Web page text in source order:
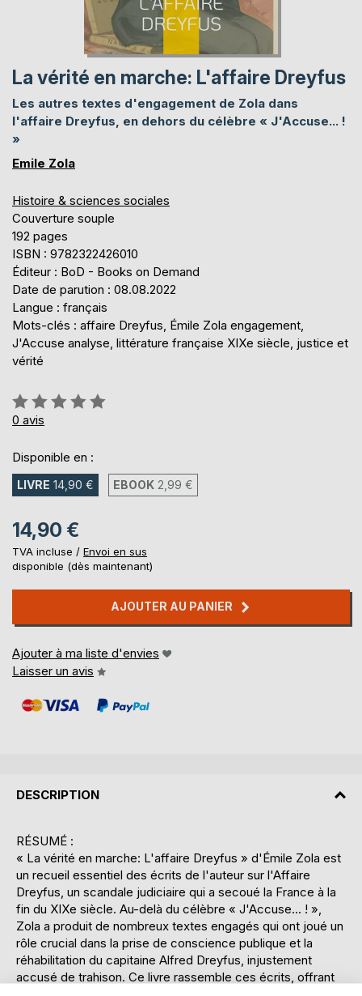
La vérité en marche: L'affaire Dreyfus
Les autres textes d'engagement de Zola dans
l'affaire Dreyfus, en dehors du célèbre « J'Accuse... !
»
Emile Zola
Histoire & sciences sociales
Couverture souple
192 pages
ISBN : 9782322426010
Éditeur : BoD - Books on Demand
Date de parution : 08.08.2022
Langue : français
Mots-clés : affaire Dreyfus, Émile Zola engagement,
J'Accuse analyse, littérature française XIXe siècle, justice et
vérité
Évaluation:
0%
0 avis
Disponible en :
LIVRE 14,90 € EBOOK 2,99 €
14,90 €
TVA incluse / Envoi en sus
disponible (dès maintenant)
AJOUTER AU PANIER
Ajouter à ma liste d'envies
Laisser un avis
DESCRIPTION
RÉSUMÉ :
« La vérité en marche: L'affaire Dreyfus » d'Émile Zola est
un recueil essentiel des écrits de l'auteur sur l'Affaire
Dreyfus, un scandale judiciaire qui a secoué la France à la
fin du XIXe siècle. Au-delà du célèbre « J'Accuse... ! »,
Zola a produit de nombreux textes engagés qui ont joué un
rôle crucial dans la prise de conscience publique et la
réhabilitation du capitaine Alfred Dreyfus, injustement
accusé de trahison. Ce livre rassemble ces écrits, offrant